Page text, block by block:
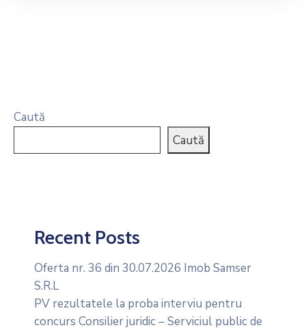
Caută
Caută
Recent Posts
Oferta nr. 36 din 30.07.2026 Imob Samser
S.R.L
PV rezultatele la proba interviu pentru
concurs Consilier juridic – Serviciul public de